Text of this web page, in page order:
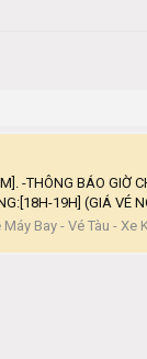
-THÔNG BÁO GIỜ
19H] (GIÁ VÉ
Máy Bay - Vé Tàu - Xe